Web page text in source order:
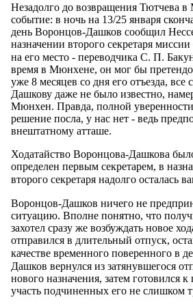
Незадолго до возвращения Тютчева
событие: в ночь на 13/25 января
день Воронцов-Дашков сообщил
назначении второго секретаря
на его место - переводчика С. П.
время в Мюнхене, он мог бы
уже 8 месяцев со дня его отъезда,
Дашкову даже не было известно,
Мюнхен. Правда, полной
решение посла, у нас нет - ведь
внештатному атташе.
Ходатайство Воронцова-Дашкова
определен первым секретарем, в
второго секретаря надолго осталась
Воронцов-Дашков ничего не
ситуацию. Вполне понятно, что
захотел сразу же возбуждать новое
отправился в длительный отпуск,
качестве временного поверенного в
Дашков вернулся из затянувшегося
нового назначения, затем готовился
участь подчиненных его не слишком